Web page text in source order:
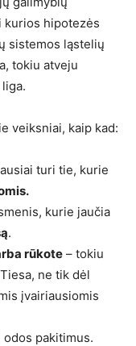
kurios hipotezės
sistemos ląstelių
tokiu atveju
veiksniai, kaip kad:
turi tie, kurie
kurie jaučia
.
rūkote – tokiu
ne tik dėl
įvairiausiomis
pakitimus.